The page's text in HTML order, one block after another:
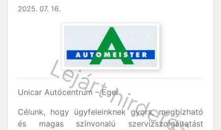
2025. 07. 16.
Unicar Autócentrum – Eger
Célunk, hogy ügyfeleinknek gyors, megbízható
és magas színvonalú szervizszolgáltatást